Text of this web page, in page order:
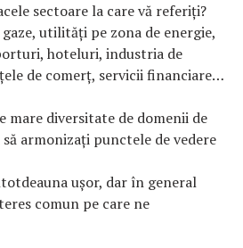
sectoare la care vă referiți?
utilități pe zona de energie,
hoteluri, industria de
de comerț, servicii financiare…
mare diversitate de domenii de
armonizaţi punctele de vedere
ușor, dar în general
comun pe care ne